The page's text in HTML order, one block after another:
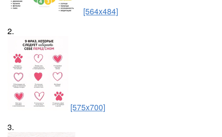
[564x484]
2.
[575x700]
3.